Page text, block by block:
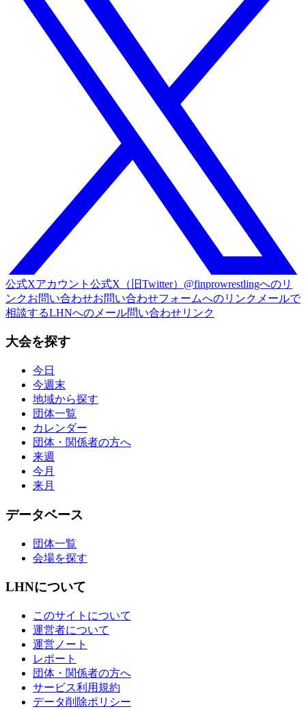
公式Xアカウント 公式X（旧Twitter）@finprowrestlingへのリ
ンクお問い合わせお問い合わせフォームへのリンク メールで
相談するLHNへのメール問い合わせリンク
大会を探す
今日
今週末
地域から探す
団体一覧
カレンダー
団体・関係者の方へ
来週
今月
来月
データベース
団体一覧
会場を探す
LHNについて
このサイトについて
運営者について
運営ノート
レポート
団体・関係者の方へ
サービス利用規約
データ削除ポリシー